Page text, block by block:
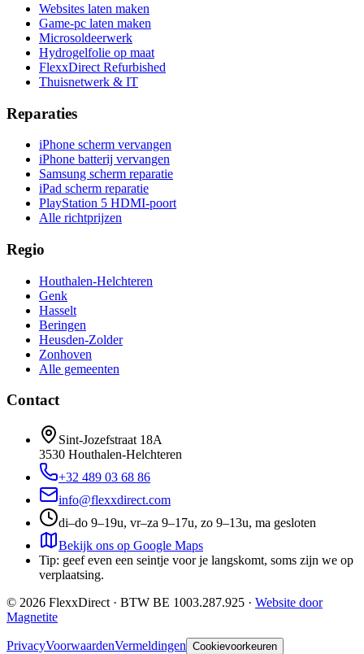
Websites laten maken
Game-pc laten maken
Microsoldeerwerk
Hydrogelfolie op maat
FlexxDirect Refurbished
Thuisnetwerk & IT
Reparaties
iPhone scherm vervangen
iPhone batterij vervangen
Samsung scherm reparatie
iPad scherm reparatie
PlayStation 5 HDMI-poort
Alle richtprijzen
Regio
Houthalen-Helchteren
Genk
Hasselt
Beringen
Heusden-Zolder
Zonhoven
Alle gemeenten
Contact
Sint-Jozefstraat 18A
3530 Houthalen-Helchteren
+32 489 03 68 86
info@flexxdirect.com
di–do 9–19u, vr–za 9–17u, zo 9–13u, ma gesloten
Bekijk ons op Google Maps
Tip: geef even een seintje voor je langskomt, soms zijn we op
verplaatsing.
© 2026 FlexxDirect · BTW BE 1003.287.925 · Website door
Magnetite
PrivacyVoorwaardenVermeldingen Cookievoorkeuren